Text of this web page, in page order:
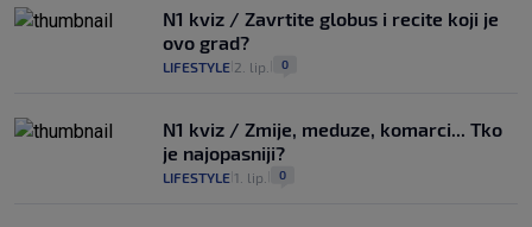
N1 kviz / Zavrtite globus i recite koji je
ovo grad?
LIFESTYLE 2. lip. 0
N1 kviz / Zmije, meduze, komarci... Tko
je najopasniji?
LIFESTYLE 1. lip. 0